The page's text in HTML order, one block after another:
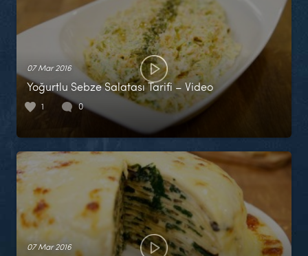
07 Mar 2016
Yoğurtlu Sebze Salatası Tarifi – Video
1 0
07 Mar 2016